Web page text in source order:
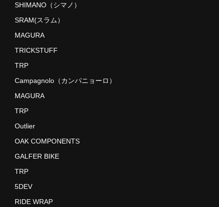
SHIMANO（シマノ）
SRAM(スラム）
MAGURA
TRICKSTUFF
TRP
Campagnolo（カンパニョーロ）
MAGURA
TRP
Outlier
OAK COMPONENTS
GALFER BIKE
TRP
5DEV
RIDE WRAP